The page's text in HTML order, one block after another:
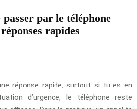
passer par le téléphone
rapides
réponse rapide, surtout si tu es en
d’urgence, le téléphone reste